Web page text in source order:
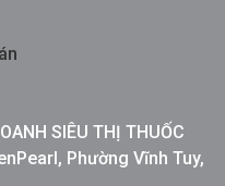
SIÊU THỊ THUỐC
Phường Vĩnh Tuy,